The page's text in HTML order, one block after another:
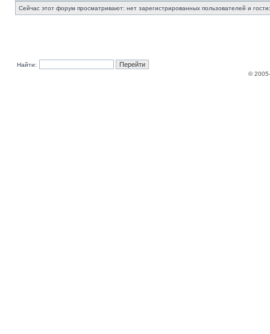
Сейчас этот форум просматривают: нет зарегистрированных пользователей и
Найти:
©